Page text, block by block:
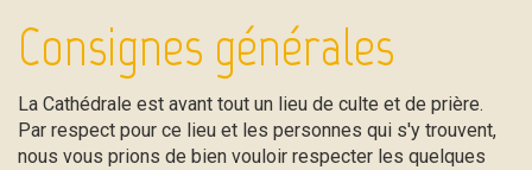
Consignes générales
La Cathédrale est avant tout un lieu de culte et de prière.
Par respect pour ce lieu et les personnes qui s'y trouvent,
nous vous prions de bien vouloir respecter les quelques